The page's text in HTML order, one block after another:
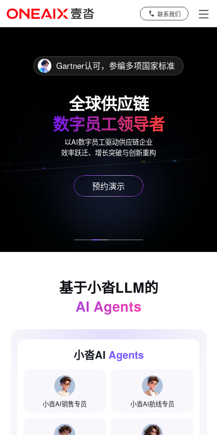
联系我们
Gartner认可，参编多项国家标
全球供应链
数字员工领导者
以AI数字员工驱动供应链企业
效率跃迁、增长突破与创新重构
预约演示
基于小沓LLM的
AI Agents
小沓AI Agents
小沓AI销售专员 小沓AI航线专员